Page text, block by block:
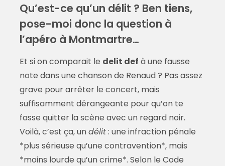
Qu’est-ce qu’un délit ? Ben tiens,
pose-moi donc la question à
l’apéro à Montmartre…
Et si on comparait le delit def à une fausse
note dans une chanson de Renaud ? Pas assez
grave pour arrêter le concert, mais
suffisamment dérangeante pour qu’on te
fasse quitter la scène avec un regard noir.
Voilà, c’est ça, undélit: une infraction pénale
*plus sérieuse qu’une contravention*, mais
*moins lourde qu’un crime*. Selon le Code